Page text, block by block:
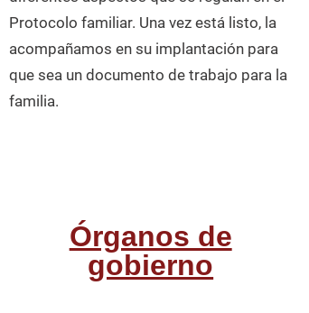
Protocolo familiar. Una vez está listo, la
acompañamos en su implantación para
que sea un documento de trabajo para la
familia.
Órganos de
gobierno